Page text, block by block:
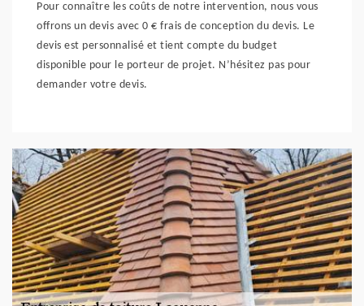
Pour connaître les coûts de notre intervention, nous vous
offrons un devis avec 0 € frais de conception du devis. Le
devis est personnalisé et tient compte du budget
disponible pour le porteur de projet. N’hésitez pas pour
demander votre devis.